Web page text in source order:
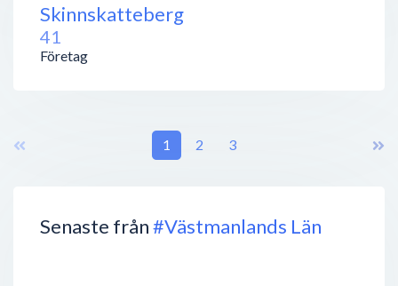
Senaste från#Västmanlands Län
Skinnskatteberg
41
Företag
1 2 3